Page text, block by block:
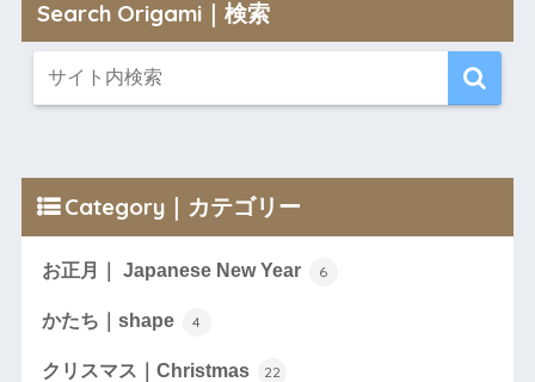
Search Origami｜検索
Category｜カテゴリー
お正月｜ Japanese New Year 6
かたち｜shape 4
クリスマス｜Christmas 22